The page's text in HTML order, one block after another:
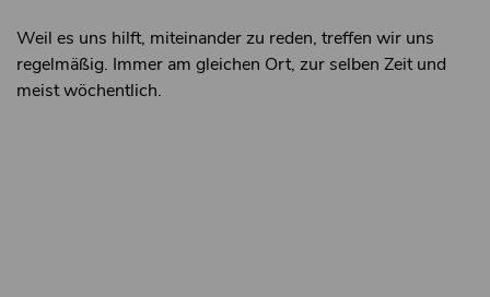
Weil es uns hilft, miteinander zu reden, treffen wir uns
regelmäßig. Immer am gleichen Ort, zur selben Zeit und
meist wöchentlich.